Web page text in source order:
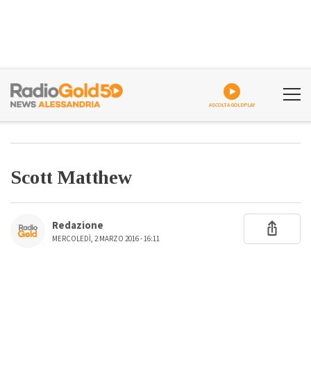
ASCOLTA GOLDPLAY
Scott Matthew
Redazione
MERCOLEDÌ, 2 MARZO 2016 - 16:11